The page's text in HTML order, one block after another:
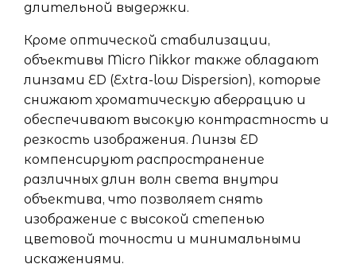
длительной выдержки.
Кроме оптической стабилизации,
объективы Micro Nikkor также обладают
линзами ED (Extra-low Dispersion), которые
снижают хроматическую аберрацию и
обеспечивают высокую контрастность и
резкость изображения. Линзы ED
компенсируют распространение
различных длин волн света внутри
объектива, что позволяет снять
изображение с высокой степенью
цветовой точности и минимальными
искажениями.